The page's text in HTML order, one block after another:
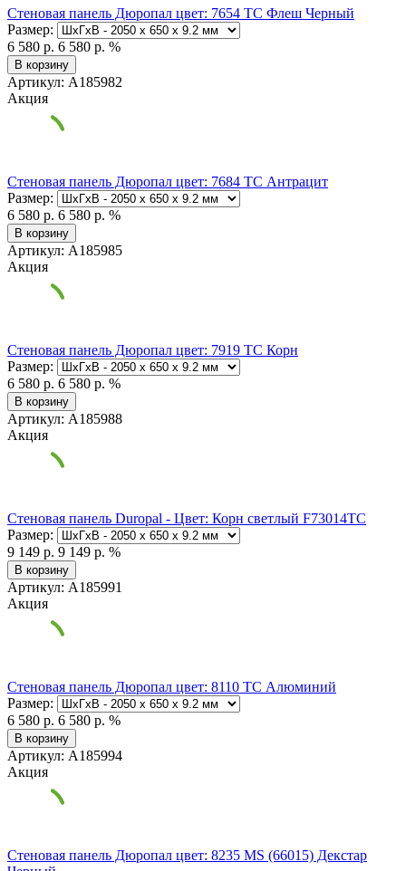
Стеновая панель Дюропал цвет: 7654 ТС Флеш Черный
Размер:
6 580 р. 6 580 р. %
В корзину
Артикул: А185982
Акция
Стеновая панель Дюропал цвет: 7684 TC Антрацит
Размер:
6 580 р. 6 580 р. %
В корзину
Артикул: А185985
Акция
Стеновая панель Дюропал цвет: 7919 TC Корн
Размер:
6 580 р. 6 580 р. %
В корзину
Артикул: А185988
Акция
Стеновая панель Duropal - Цвет: Корн светлый F73014TC
Размер:
9 149 р. 9 149 р. %
В корзину
Артикул: А185991
Акция
Стеновая панель Дюропал цвет: 8110 TC Алюминий
Размер:
6 580 р. 6 580 р. %
В корзину
Артикул: А185994
Акция
Стеновая панель Дюропал цвет: 8235 MS (66015) Декстар